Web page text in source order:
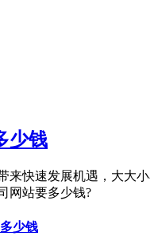
少钱
来快速发展机遇，大大
网站要多少钱?
少钱